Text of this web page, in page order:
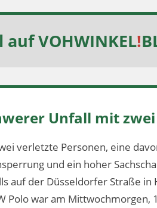
aufVOHWINKEL!
Unfall mit
verletzte Personen, eine
und ein hoher
auf der Düsseldorfer Straße in
Polo war am Mittwochmorgen,